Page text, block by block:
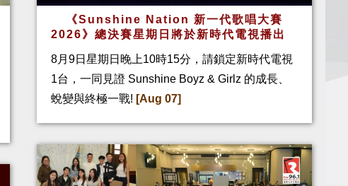
《Sunshine Nation 新一代歌唱大賽
2026》總決賽星期日將於新時代電視播出
8月9日星期日晚上10時15分，請鎖定新時代電視
1台，一同見證 Sunshine Boyz & Girlz 的成長、
蛻變與終極一戰! [Aug 07]